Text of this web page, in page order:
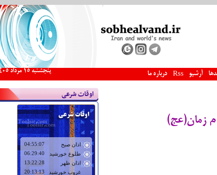
آرشیو Rss درباره ما پنجشنبه 15 مرداد 1405
اوقات شرعی
زمان(عج)